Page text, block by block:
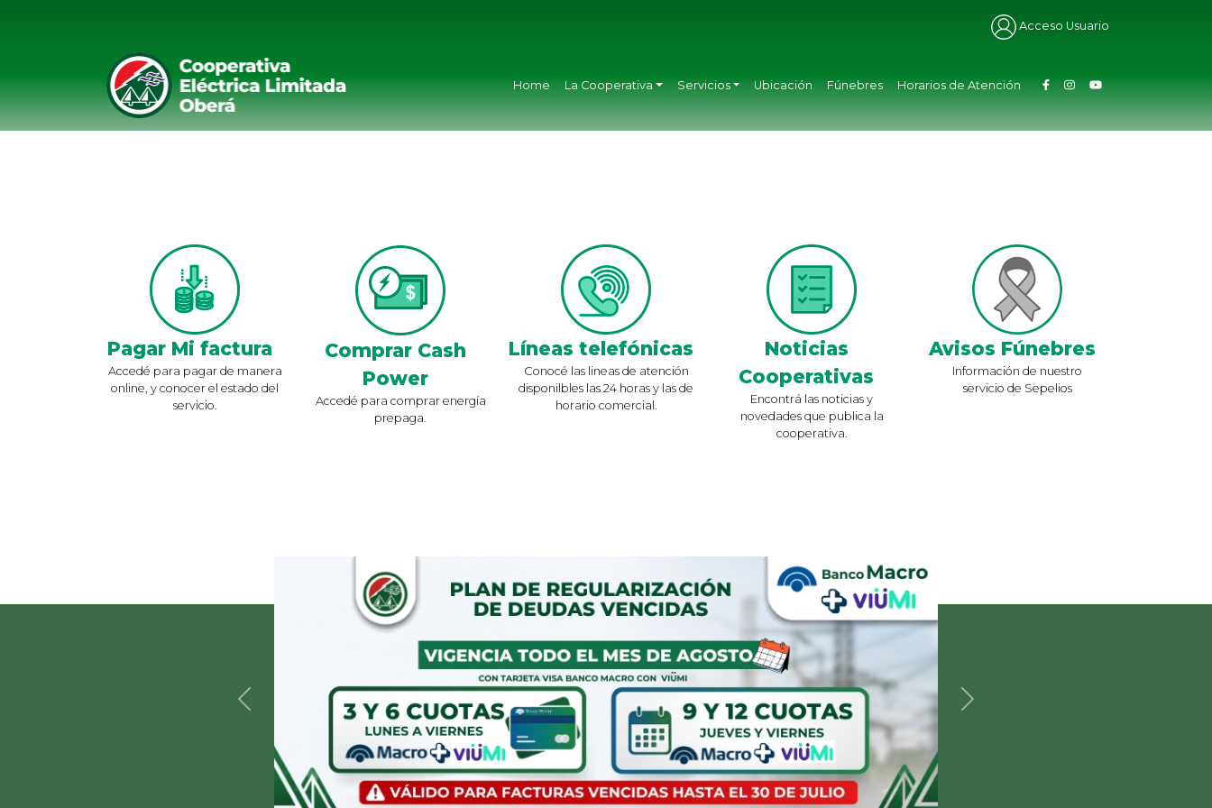
Acceso Usuario
Home La Cooperativa Servicios Ubicación Fúnebres Horarios de Atención
Pagar Mi factura
Accedé para pagar de manera
online, y conocer el estado del
servicio.
Comprar Cash
Power
Accedé para comprar energía
prepaga.
Líneas telefónicas
Conocé las lineas de atención
disponilbles las 24 horas y las de
horario comercial.
Noticias
Cooperativas
Encontrá las noticias y
novedades que publica la
cooperativa.
Avisos Fúnebres
Información de nuestro
servicio de Sepelios
Anterior Siguiente